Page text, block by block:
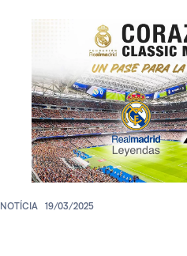
NOTÍCIA 19/03/2025